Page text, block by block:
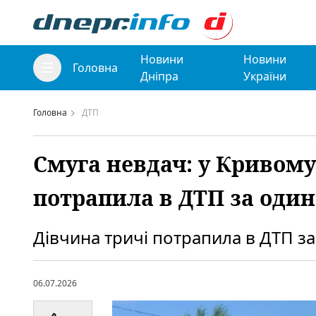
Головна
Новини
Дніпра
Новини
України
Головна ДТП
Смуга невдач: у Кривому
потрапила в ДТП за
Дівчина тричі потрапила в ДТП
06.07.2026